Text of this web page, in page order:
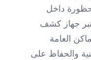
داخل
جهاز كشف
العامة
والحفاظ على